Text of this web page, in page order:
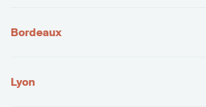
Bordeaux
Lyon